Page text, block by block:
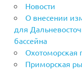
Новости
О внесении
для
бассейна
Охотоморская
Приморская